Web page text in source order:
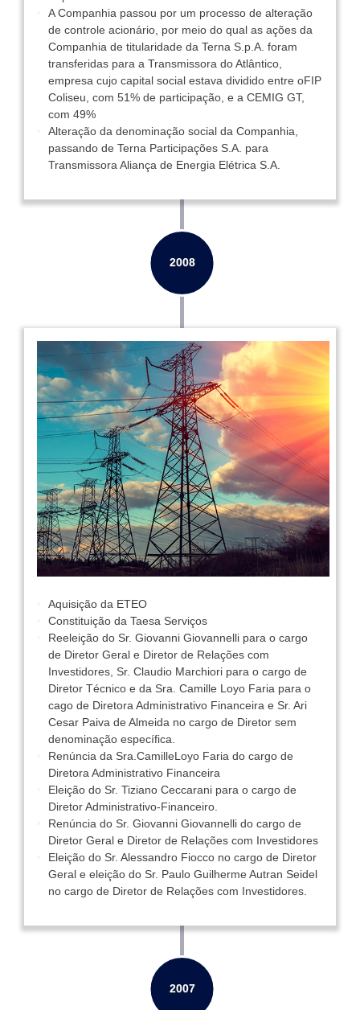
A Companhia passou por um processo de alteração
de controle acionário, por meio do qual as ações da
Companhia de titularidade da Terna S.p.A. foram
transferidas para a Transmissora do Atlântico,
empresa cujo capital social estava dividido entre oFIP
Coliseu, com 51% de participação, e a CEMIG GT,
com 49%
Alteração da denominação social da Companhia,
passando de Terna Participações S.A. para
Transmissora Aliança de Energia Elétrica S.A.
Aquisição da ETEO
Constituição da Taesa Serviços
Reeleição do Sr. Giovanni Giovannelli para o cargo
de Diretor Geral e Diretor de Relações com
Investidores, Sr. Claudio Marchiori para o cargo de
Diretor Técnico e da Sra. Camille Loyo Faria para o
cago de Diretora Administrativo Financeira e Sr. Ari
Cesar Paiva de Almeida no cargo de Diretor sem
denominação específica.
Renúncia da Sra.CamilleLoyo Faria do cargo de
Diretora Administrativo Financeira
Eleição do Sr. Tiziano Ceccarani para o cargo de
Diretor Administrativo-Financeiro.
Renúncia do Sr. Giovanni Giovannelli do cargo de
Diretor Geral e Diretor de Relações com Investidores
Eleição do Sr. Alessandro Fiocco no cargo de Diretor
Geral e eleição do Sr. Paulo Guilherme Autran Seidel
no cargo de Diretor de Relações com Investidores.